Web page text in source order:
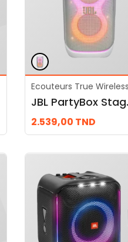
Ecouteurs True Wireless
JBL
2.539,00 TND